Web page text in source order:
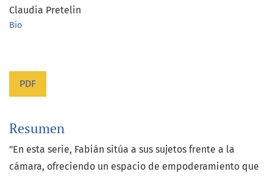
Claudia Pretelin
Bio
PDF
Resumen
"En esta serie, Fabián sitúa a sus sujetos frente a la
cámara, ofreciendo un espacio de empoderamiento que